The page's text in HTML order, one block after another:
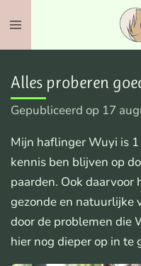
de
hoofdinhoud
Alles proberen
Gepubliceerd op 17
Mijn haflinger Wuyi is
kennis ben blijven op
paarden. Ook daarvoor
gezonde en natuurlijke
door de problemen die
hier nog dieper op in te